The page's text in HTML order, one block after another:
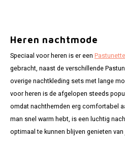
Heren nachtmode
Speciaal voor heren is er een
gebracht, naast de verschillende
overige nachtkleding sets met lange
voor heren is de afgelopen steeds
omdat nachthemden erg comfortabel
man snel warm hebt, is een luchtig
optimaal te kunnen blijven genieten